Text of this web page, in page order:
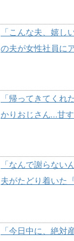
「こんな夫、嬉し
の夫が女性社員に
「帰ってきてく
かりおじさん…甘す
「なんで謝らな
夫がたどり着いた
「今日中に、絶対